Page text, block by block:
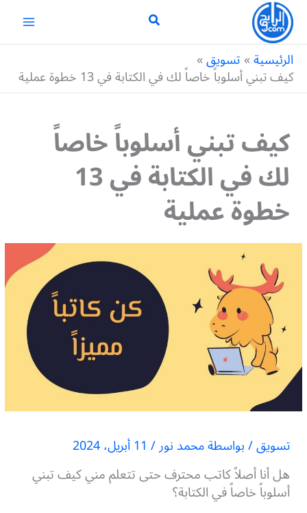
تخطي
المحتوى
الرئيسية تسويق
كيف تبني أسلوباً خاصاً لك في الكتابة في 13 خطوة عملية
كيف تبني أسلوباً خاصاً
لك في الكتابة في 13
خطوة عملية
تسويق/ بواسطةمحمد نور/ 11 أبريل، 2024
هل أنا أصلاً كاتب محترف حتى تتعلم مني كيف تبني
أسلوباً خاصاً في الكتابة؟